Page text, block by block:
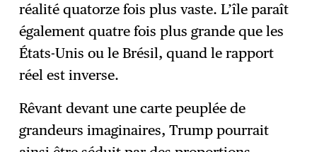
réalité quatorze fois plus vaste. L’île paraît
également quatre fois plus grande que les
États-Unis ou le Brésil, quand le rapport
réel est inverse.
Rêvant devant une carte peuplée de
grandeurs imaginaires, Trump pourrait